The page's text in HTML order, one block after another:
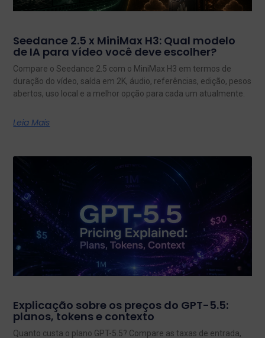
Seedance 2.5 x MiniMax H3: Qual modelo
de IA para vídeo você deve escolher?
Compare o Seedance 2.5 com o MiniMax H3 em termos de
duração do vídeo, saída em 2K, áudio, referências, edição, pesos
abertos, uso local e a melhor opção para cada um atualmente.
Leia Mais
Explicação sobre os preços do GPT-5.5:
planos, tokens e contexto
Quanto custa o plano GPT-5.5? Compare as taxas de entrada,